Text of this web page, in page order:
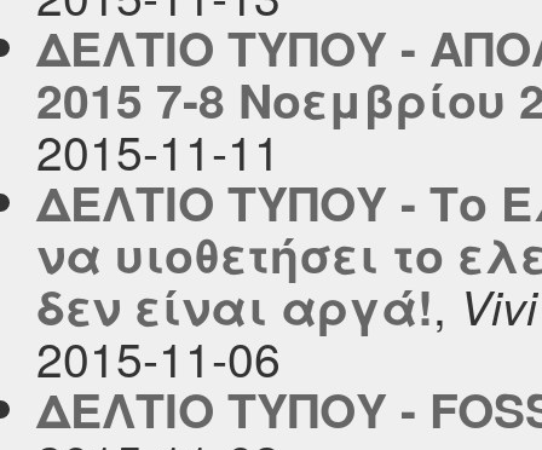
ΔΕΛΤΙΟ ΤΥΠΟΥ -
2015 7-8 Νοεμβρίου
2015-11-11
ΔΕΛΤΙΟ ΤΥΠΟΥ - Το
να υιοθετήσει το
δεν είναι αργά!,
2015-11-06
ΔΕΛΤΙΟ ΤΥΠΟΥ -